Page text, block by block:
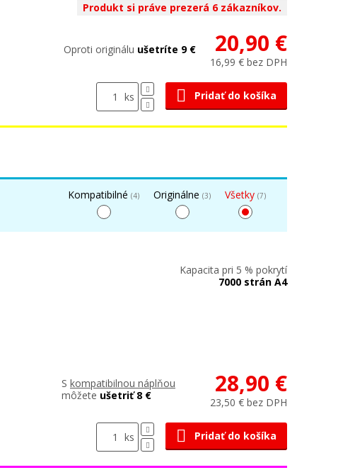
Produkt si práve prezerá 6 zákazníkov.
Oproti originálu ušetríte 9 € 20,90 €
16,99 € bez DPH
ks Pridať do košíka
Kompatibilné (4) Originálne (3) Všetky (7)
Kapacita pri 5 % pokrytí
7000 strán A4
S kompatibilnou náplňou
môžete ušetriť 8 € 28,90 €
23,50 € bez DPH
ks Pridať do košíka